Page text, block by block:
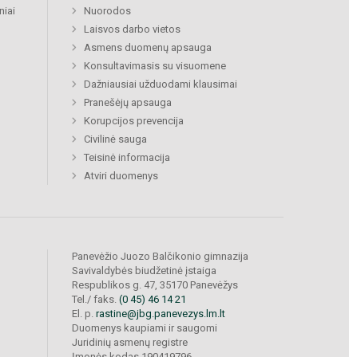
Nuorodos
Laisvos darbo vietos
Asmens duomenų apsauga
Konsultavimasis su visuomene
Dažniausiai užduodami klausimai
Pranešėjų apsauga
Korupcijos prevencija
Civilinė sauga
Teisinė informacija
Atviri duomenys
Panevėžio Juozo Balčikonio gimnazija
Savivaldybės biudžetinė įstaiga
Respublikos g. 47, 35170 Panevėžys
Tel./ faks. (0 45) 46 14 21
El. p. rastine@jbg.panevezys.lm.lt
Duomenys kaupiami ir saugomi
Juridinių asmenų registre